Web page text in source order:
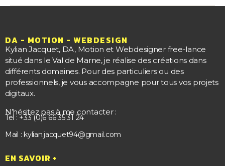
DA - MOTION - WEBDESIGN
Kylian Jacquet, DA, Motion et Webdesigner free-lance
situé dans le Val de Marne, je réalise des créations dans
différents domaines. Pour des particuliers ou des
professionnels, je vous accompagne pour tous vos projets
digitaux.
N’hésitez pas à me contacter :
Tel : +33 (0)6 66 35 31 24
Mail : kylian.jacquet94@gmail.com
EN SAVOIR +